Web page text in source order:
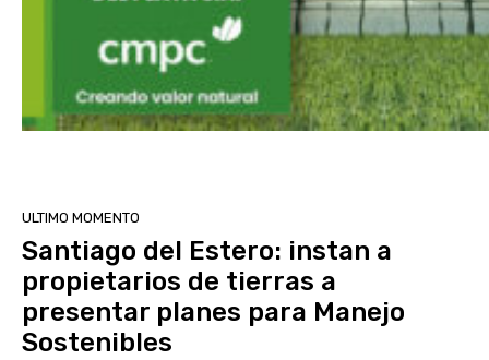
ULTIMO MOMENTO
Santiago del Estero: instan a
propietarios de tierras a
presentar planes para Manejo
Sostenibles